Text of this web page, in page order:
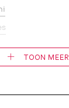
TOON MEER